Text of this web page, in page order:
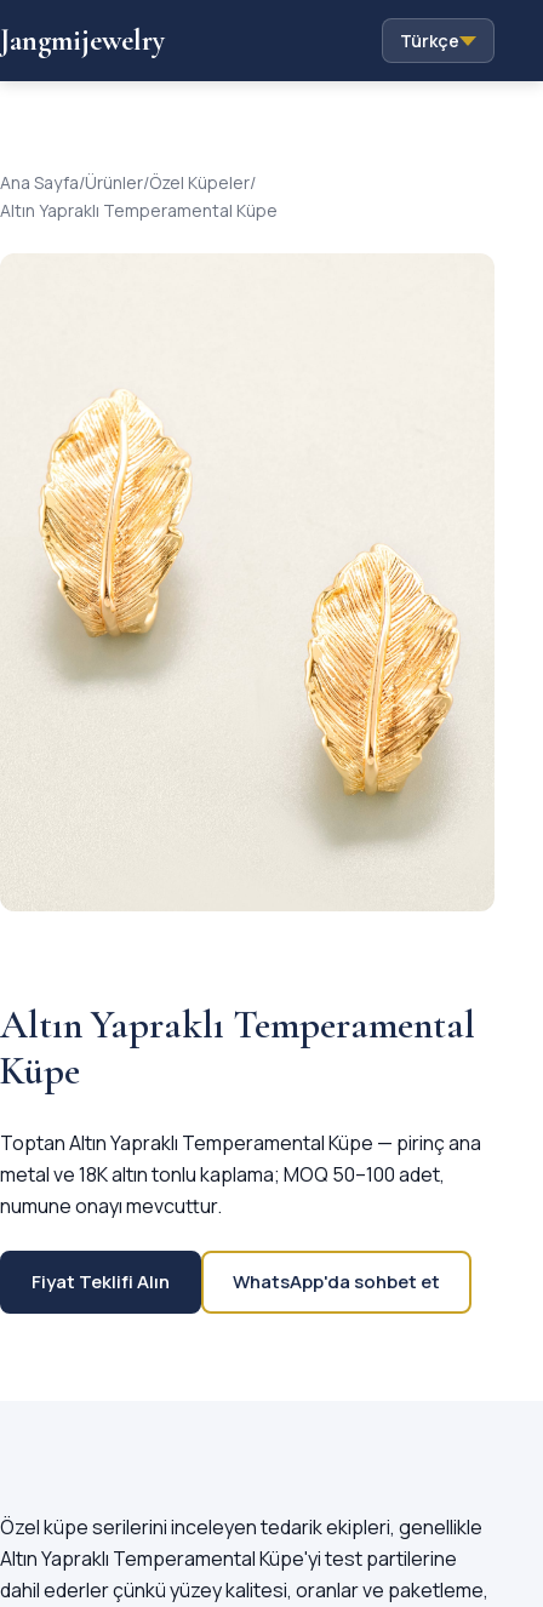
Jangmijewelry Türkçe
Ana Sayfa/Ürünler/Özel Küpeler/
Altın Yapraklı Temperamental Küpe
Altın Yapraklı Temperamental
Küpe
Toptan Altın Yapraklı Temperamental Küpe — pirinç ana
metal ve 18K altın tonlu kaplama; MOQ 50–100 adet,
numune onayı mevcuttur.
Fiyat Teklifi Alın WhatsApp'da sohbet et
Özel küpe serilerini inceleyen tedarik ekipleri, genellikle
Altın Yapraklı Temperamental Küpe'yi test partilerine
dahil ederler çünkü yüzey kalitesi, oranlar ve paketleme,